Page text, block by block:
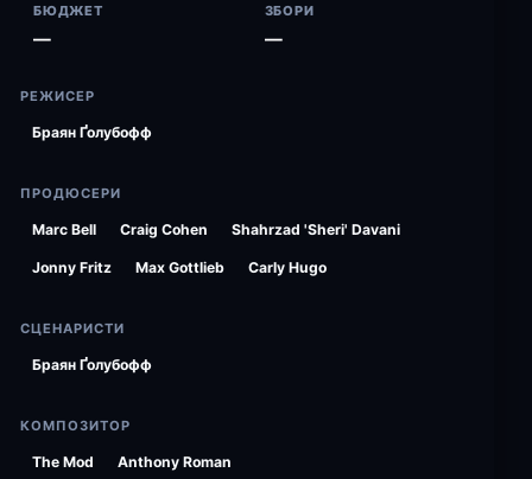
БЮДЖЕТ
—
ЗБОРИ
—
РЕЖИСЕР
Браян Ґолубофф
ПРОДЮСЕРИ
Marc Bell Craig Cohen Shahrzad 'Sheri' Davani
Jonny Fritz Max Gottlieb Carly Hugo
СЦЕНАРИСТИ
Браян Ґолубофф
КОМПОЗИТОР
The Mod Anthony Roman